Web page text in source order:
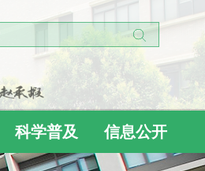
科学普及 信息公开